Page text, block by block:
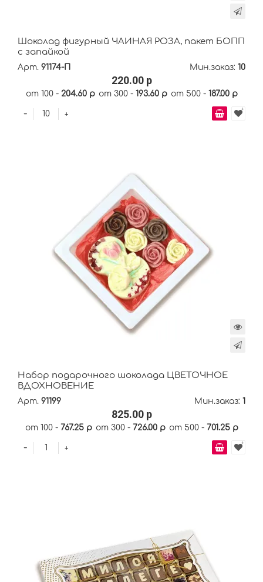
Шоколад фигурный ЧАЙНАЯ РОЗА, пакет БОПП
с запайкой
Арт. 91174-П Мин.заказ: 10
220.00 р
от 100 - 204.60 р от 300 - 193.60 р от 500 - 187.00 р
+
-
Набор подарочного шоколада ЦВЕТОЧНОЕ
ВДОХНОВЕНИЕ
Арт. 91199 Мин.заказ: 1
825.00 р
от 100 - 767.25 р от 300 - 726.00 р от 500 - 701.25 р
+
-